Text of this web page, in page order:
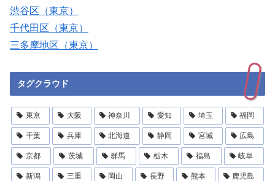
渋谷区（東京）
千代田区（東京）
三多摩地区（東京）
タグクラウド
東京 大阪 神奈川 愛知 埼玉 福岡
千葉 兵庫 北海道 静岡 宮城 広島
京都 茨城 群馬 栃木 福島 岐阜
新潟 三重 岡山 長野 熊本 鹿児島